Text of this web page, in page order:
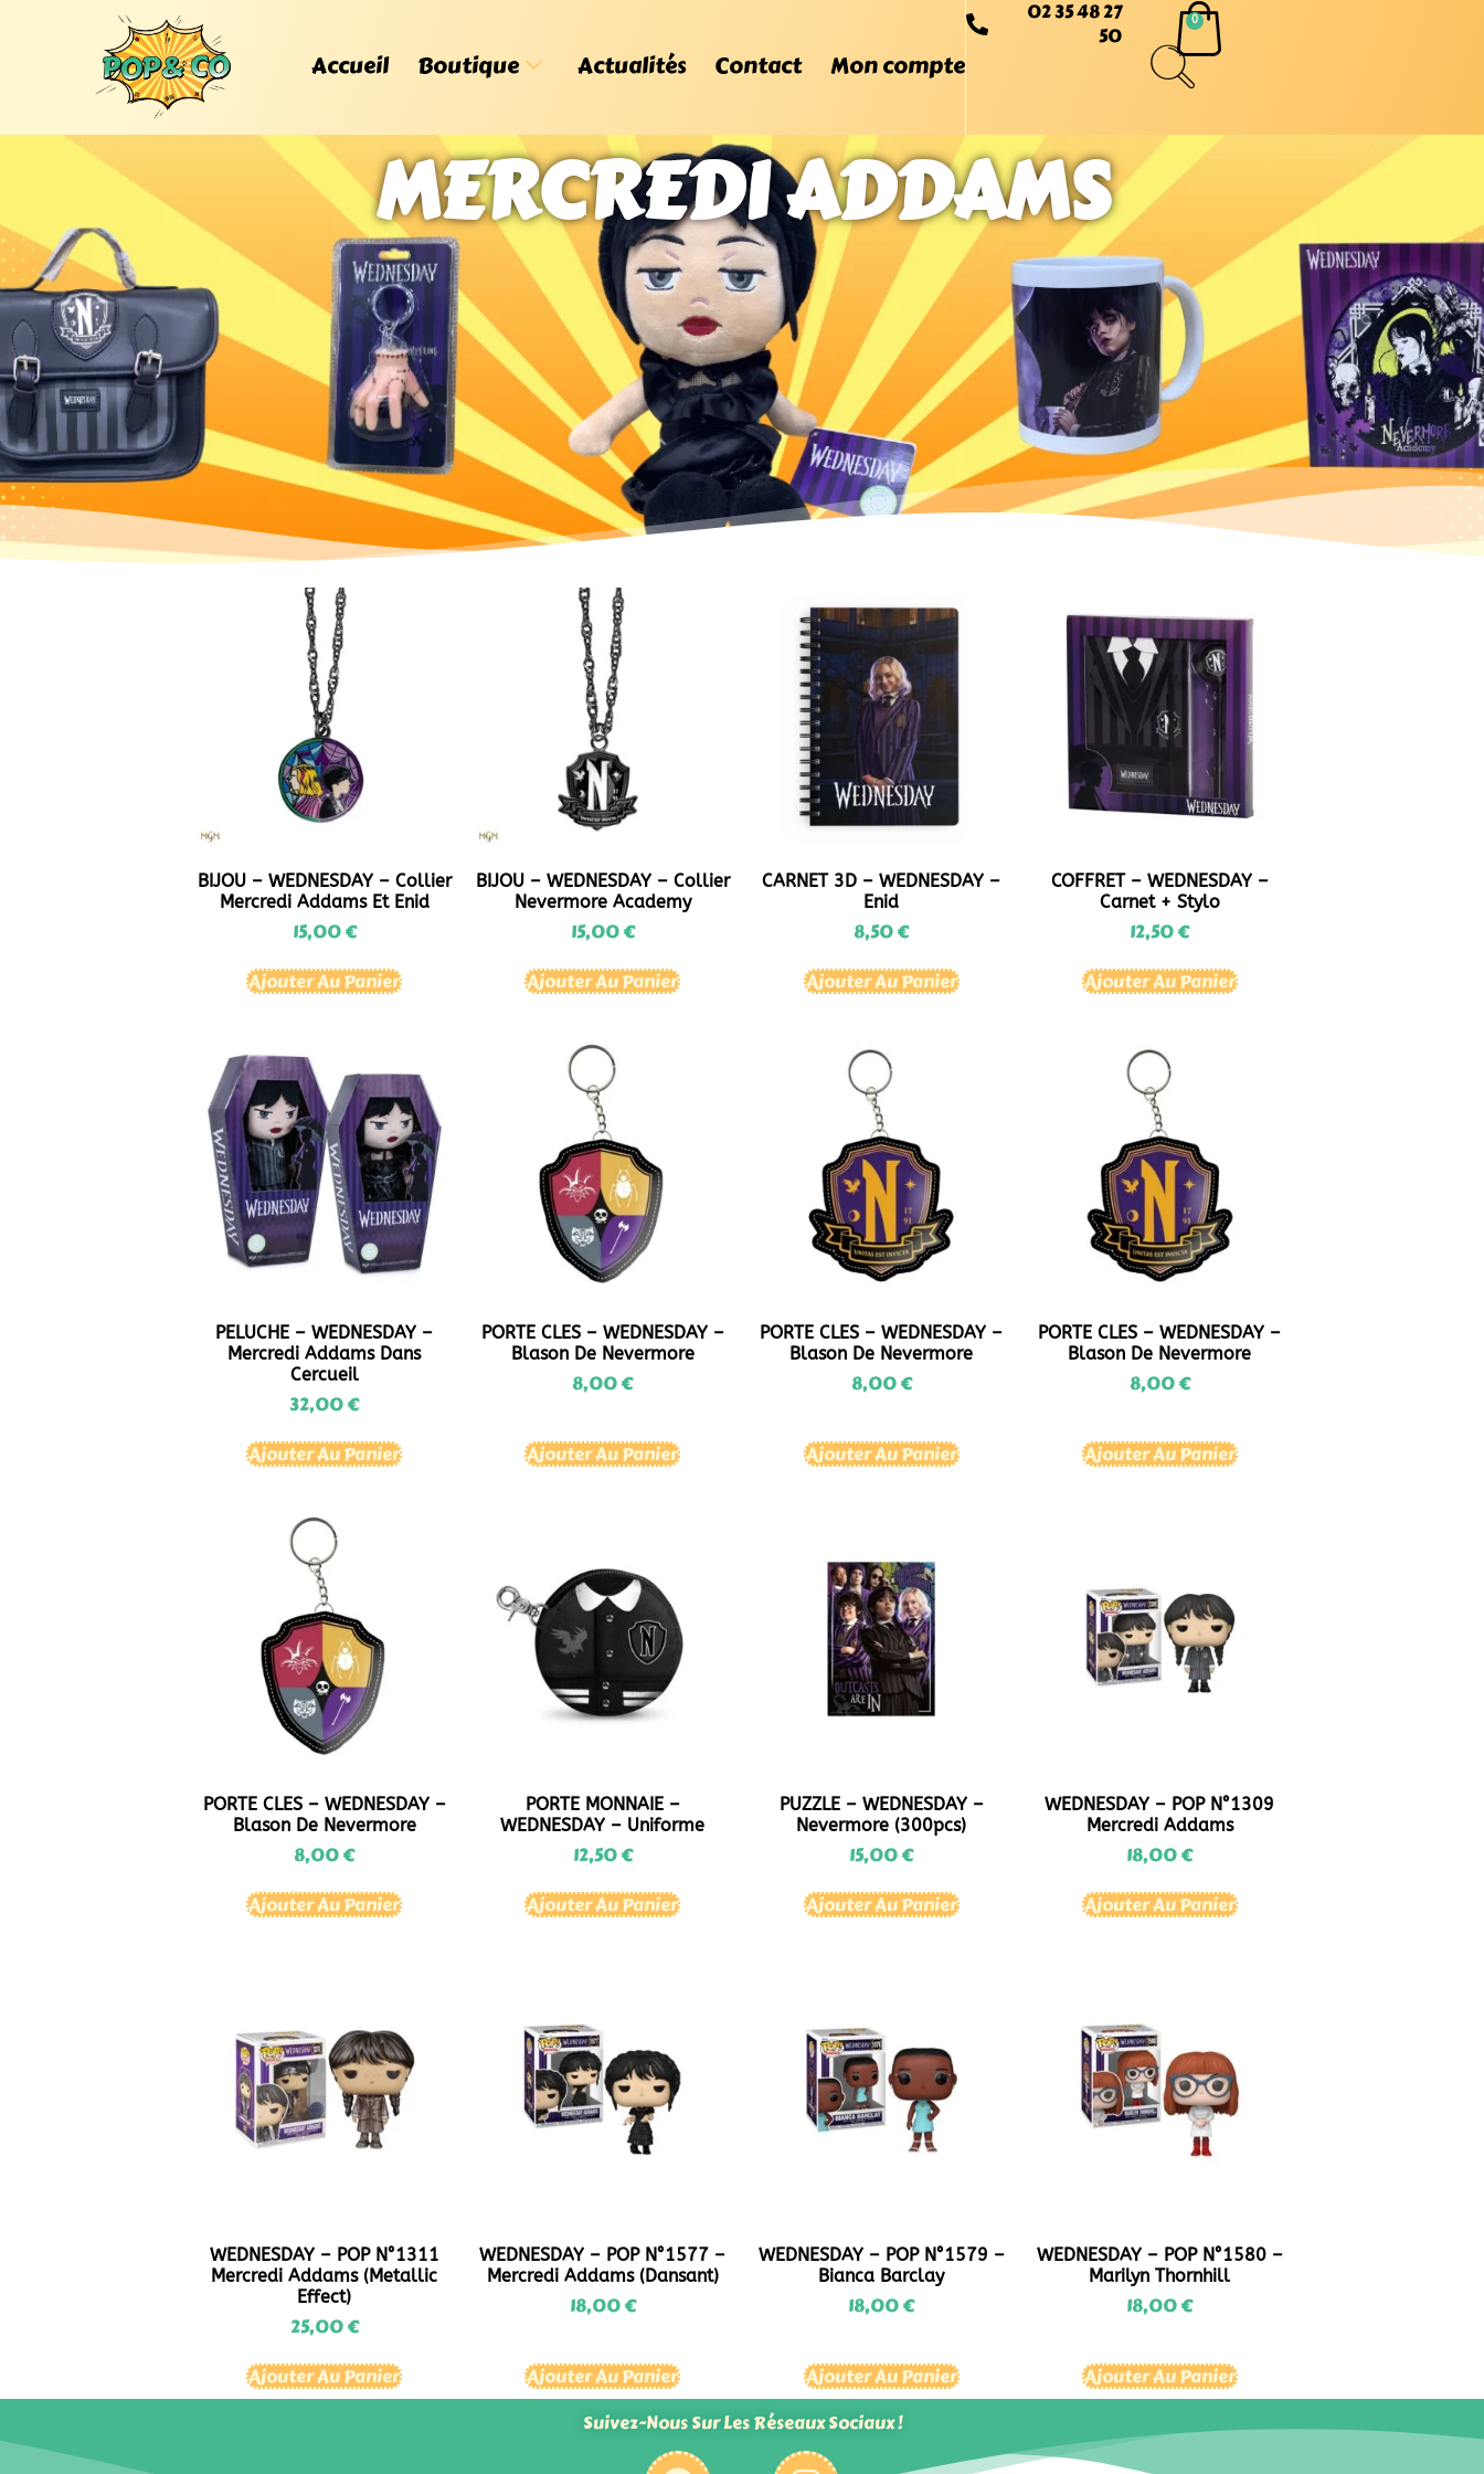
Accueil Boutique Actualités Contact Mon compte
02 35 48 27
50
MERCREDI ADDAMS
BIJOU – WEDNESDAY – Collier
Mercredi Addams Et Enid
15,00€
Ajouter Au Panier
BIJOU – WEDNESDAY – Collier
Nevermore Academy
15,00€
Ajouter Au Panier
CARNET 3D – WEDNESDAY –
Enid
8,50€
Ajouter Au Panier
COFFRET – WEDNESDAY –
Carnet + Stylo
12,50€
Ajouter Au Panier
PELUCHE – WEDNESDAY –
Mercredi Addams Dans
Cercueil
32,00€
Ajouter Au Panier
PORTE CLES – WEDNESDAY –
Blason De Nevermore
8,00€
Ajouter Au Panier
PORTE CLES – WEDNESDAY –
Blason De Nevermore
8,00€
Ajouter Au Panier
PORTE CLES – WEDNESDAY –
Blason De Nevermore
8,00€
Ajouter Au Panier
PORTE CLES – WEDNESDAY –
Blason De Nevermore
8,00€
Ajouter Au Panier
PORTE MONNAIE –
WEDNESDAY – Uniforme
12,50€
Ajouter Au Panier
PUZZLE – WEDNESDAY –
Nevermore (300pcs)
15,00€
Ajouter Au Panier
WEDNESDAY – POP N°1309
Mercredi Addams
18,00€
Ajouter Au Panier
WEDNESDAY – POP N°1311
Mercredi Addams (metallic
Effect)
25,00€
Ajouter Au Panier
WEDNESDAY – POP N°1577 –
Mercredi Addams (Dansant)
18,00€
Ajouter Au Panier
WEDNESDAY – POP N°1579 –
Bianca Barclay
18,00€
Ajouter Au Panier
WEDNESDAY – POP N°1580 –
Marilyn Thornhill
18,00€
Ajouter Au Panier
Suivez-Nous Sur Les Réseaux Sociaux !